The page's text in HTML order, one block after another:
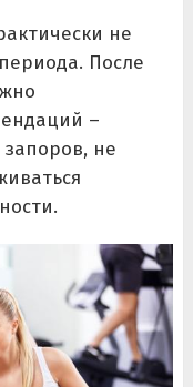
не
После
–
запоров, не